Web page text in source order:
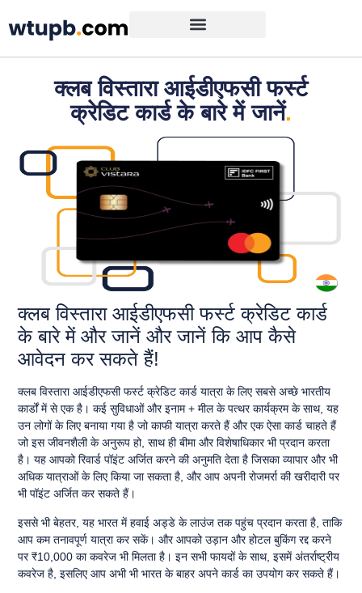
क्लब विस्तारा आईडीएफसी फर्स्ट
क्रेडिट कार्ड के बारे में जानें.
क्लब विस्तारा आईडीएफसी फर्स्ट क्रेडिट कार्ड
के बारे में और जानें और जानें कि आप कैसे
आवेदन कर सकते हैं!
क्लब विस्तारा आईडीएफसी फर्स्ट क्रेडिट कार्ड यात्रा के लिए सबसे अच्छे भारतीय
कार्डों में से एक है। कई सुविधाओं और इनाम + मील के पत्थर कार्यक्रम के साथ, यह
उन लोगों के लिए बनाया गया है जो काफी यात्रा करते हैं और एक ऐसा कार्ड चाहते हैं
जो इस जीवनशैली के अनुरूप हो, साथ ही बीमा और विशेषाधिकार भी प्रदान करता
है। यह आपको रिवार्ड पॉइंट अर्जित करने की अनुमति देता है जिसका व्यापार और भी
अधिक यात्राओं के लिए किया जा सकता है, और आप अपनी रोजमर्रा की खरीदारी पर
भी पॉइंट अर्जित कर सकते हैं।
इससे भी बेहतर, यह भारत में हवाई अड्डे के लाउंज तक पहुंच प्रदान करता है, ताकि
आप कम तनावपूर्ण यात्रा कर सकें। और आपको उड़ान और होटल बुकिंग रद्द करने
पर ₹10,000 का कवरेज भी मिलता है। इन सभी फायदों के साथ, इसमें अंतर्राष्ट्रीय
कवरेज है, इसलिए आप अभी भी भारत के बाहर अपने कार्ड का उपयोग कर सकते हैं।